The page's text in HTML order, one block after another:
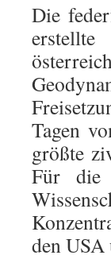
Die
Tagen
größte
Für die
den USA